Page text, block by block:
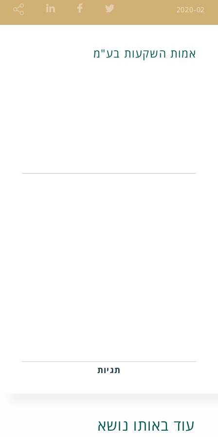
2020-02
אמות השקעות בע"מ
תגיות
עוד באותו נושא